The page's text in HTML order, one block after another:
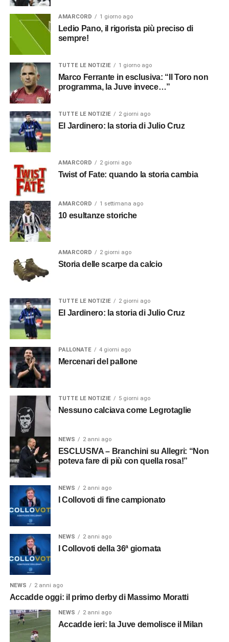
AMARCORD 1 giorno ago
Ledio Pano, il rigorista più preciso di
sempre!
TUTTE LE NOTIZIE 1 giorno ago
Marco Ferrante in esclusiva: “Il Toro non
programma, la Juve invece…”
TUTTE LE NOTIZIE 2 giorni ago
El Jardinero: la storia di Julio Cruz
AMARCORD 2 giorni ago
Twist of Fate: quando la storia cambia
AMARCORD 1 settimana ago
10 esultanze storiche
AMARCORD 2 giorni ago
Storia delle scarpe da calcio
TUTTE LE NOTIZIE 2 giorni ago
El Jardinero: la storia di Julio Cruz
PALLONATE 4 giorni ago
Mercenari del pallone
TUTTE LE NOTIZIE 5 giorni ago
Nessuno calciava come Legrotaglie
NEWS 2 anni ago
ESCLUSIVA – Branchini su Allegri: “Non
poteva fare di più con quella rosa!”
NEWS 2 anni ago
I Collovoti di fine campionato
NEWS 2 anni ago
I Collovoti della 36ª giornata
NEWS 2 anni ago
Accadde oggi: il primo derby di Massimo Moratti
NEWS 2 anni ago
Accadde ieri: la Juve demolisce il Milan